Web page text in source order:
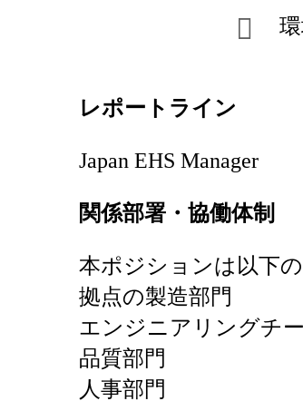
レポートライン
Japan EHS Manager
関係部署・協働体制
本ポジションは以下
拠点の製造部門
エンジニアリングチ
品質部門
人事部門